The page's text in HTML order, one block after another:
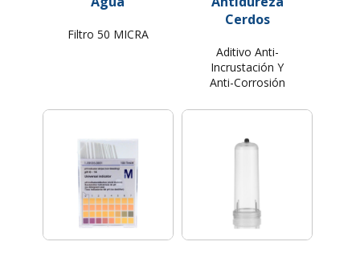
Filtro 50 MICRA
Cerdos
Aditivo Anti-
Incrustación Y
Anti-Corrosión